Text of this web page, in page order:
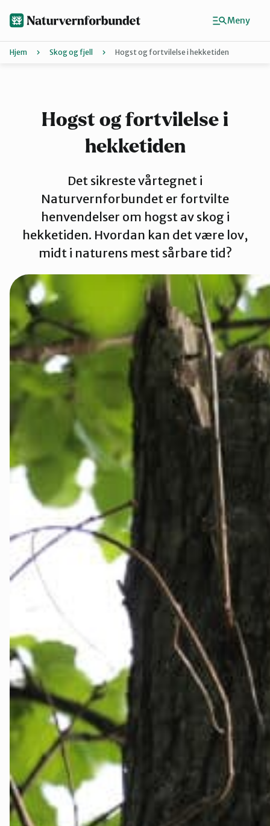
Finn ditt lokallag
Støtt oss
Agder
Finnmark
Hordaland
Innlandet
Møre og
Nordland
Oslo og
Sogn og
Trøndelag
Telemark
Troms
Vestfold
Østfold
Rogaland
Hjem Skog og fjell Hogst og fortvilelse i hekketiden
Hogst og fortvilelse i
hekketiden
Det sikreste vårtegnet i
Naturvernforbundet er fortvilte
henvendelser om hogst av skog i
hekketiden. Hvordan kan det være lov,
midt i naturens mest sårbare tid?